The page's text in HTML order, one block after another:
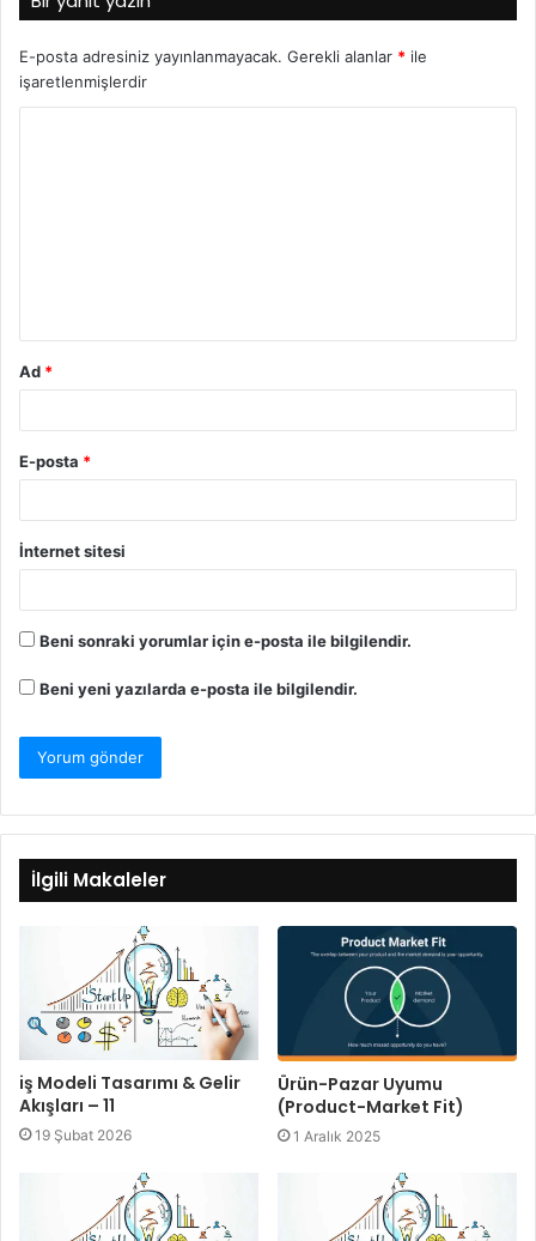
E-posta adresiniz yayınlanmayacak. Gerekli alanlar * ile
işaretlenmişlerdir
Ad *
E-posta *
İnternet sitesi
Beni sonraki yorumlar için e-posta ile bilgilendir.
Beni yeni yazılarda e-posta ile bilgilendir.
İlgili Makaleler
iş Modeli Tasarımı & Gelir
Akışları – 11
19 Şubat 2026
Ürün-Pazar Uyumu
(Product-Market Fit)
1 Aralık 2025